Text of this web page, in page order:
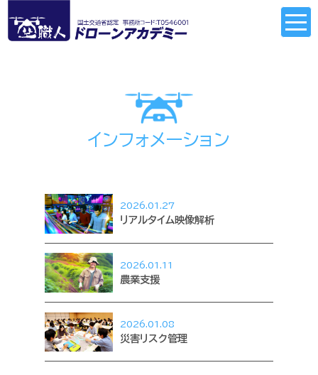
インフォメーション
2026.01.27
リアルタイム映像解析
2026.01.11
農業支援
2026.01.08
災害リスク管理